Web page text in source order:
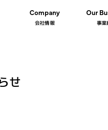
Company
会社情報
Our
事業
せ